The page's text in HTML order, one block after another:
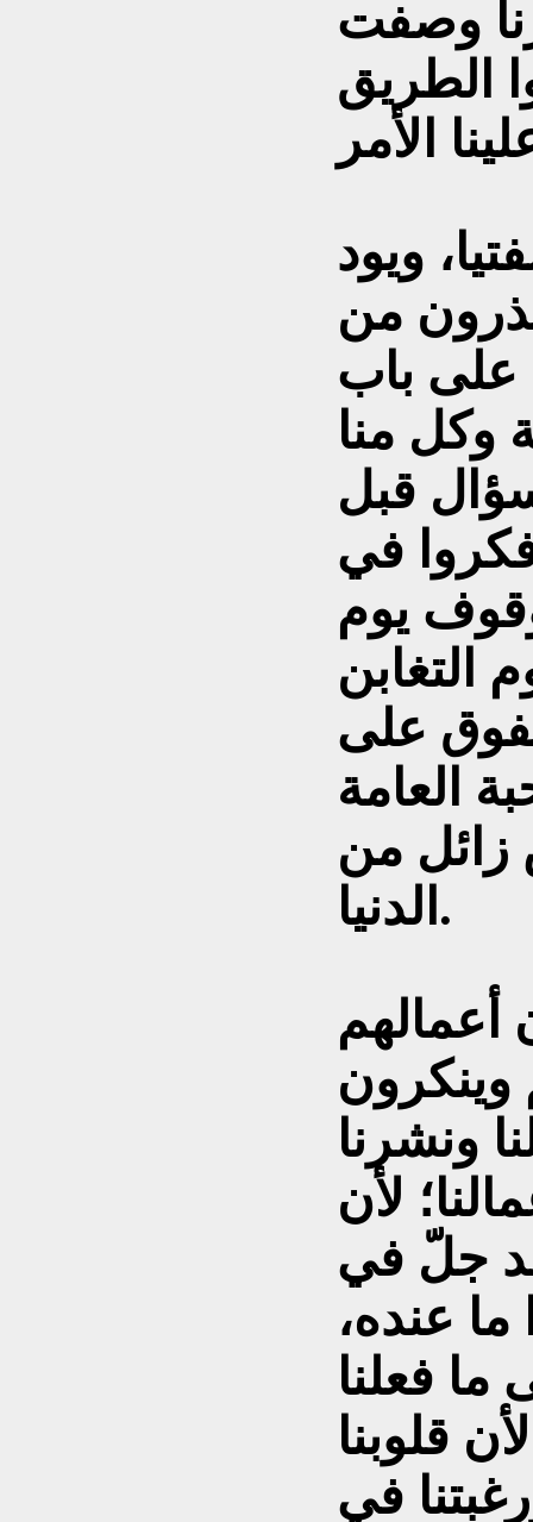
وصفت
الطريق
ويود
من
على باب
وكل منا
قبل
في
يوم
التغابن
على
العامة
من
الدنيا.
ونشرنا
لأن
جلّ في
ما عنده،
فعلنا
قلوبنا
في